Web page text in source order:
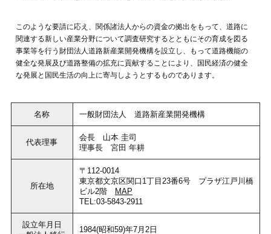
このような要請に応え、関係諸法人からの資金の拠出をもって、道路に
関連する新しい産業分野について調査研究するとともにその育成を図る
事業等を行う財団法人道路新産業開発機構を設立し、もって道路機能の
健全な発展及び道路整備の拡充に貢献することにより、国民経済の健全
な発展と国民生活の向上に寄与しようとするものであります。
名称 一般財団法人 道路新産業開発機構
代表理事
会長 山本 圭司
理事長 宮田 年耕
所在地
〒112-0014
東京都文京区関口1丁目23番6号 プラザ江戸川橋
ビル2階
MAP
TEL:03-5843-2911
設立年月日
1984(昭和59)年7月2日